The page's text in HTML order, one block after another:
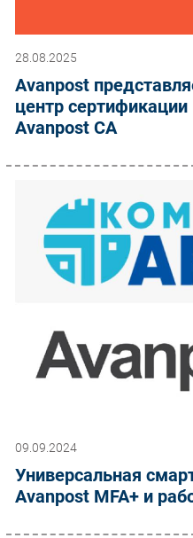
28.08.2025
Avanpost
центр
Avanpost CA
09.09.2024
Универсальная
Avanpost MFA+ и